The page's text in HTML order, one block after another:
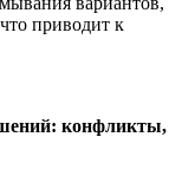
приводит к
конфликты,